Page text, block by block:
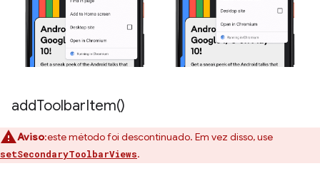
addToolbarItem()
Aviso:este método foi descontinuado. Em vez disso, use
setSecondaryToolbarViews.